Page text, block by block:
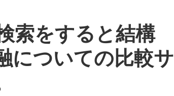
索をすると結構
についての比較サ